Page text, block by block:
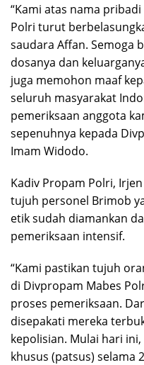
“Kami atas nama
Polri turut
saudara Affan. Semoga
dosanya dan
juga memohon maaf
seluruh masyarakat
pemeriksaan anggota
sepenuhnya kepada
Imam Widodo.
Kadiv Propam Polri,
tujuh personel Brimob
etik sudah diamankan
pemeriksaan intensif.
“Kami pastikan tujuh
di Divpropam Mabes
proses pemeriksaan.
disepakati mereka
kepolisian. Mulai hari
khusus (patsus) selama